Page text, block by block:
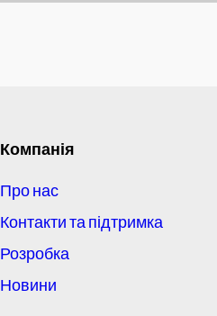
Компанія
Про нас
Контакти та підтримка
Розробка
Новини